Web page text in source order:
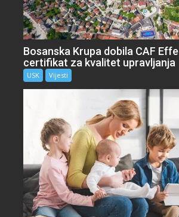
Bosanska Krupa dobila CAF
certifikat za kvalitet upravljanja
USK Vijesti